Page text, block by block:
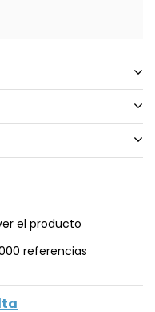
el producto
referencias